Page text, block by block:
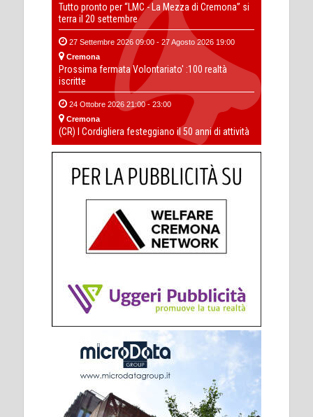
Tutto pronto per “LMC - La Mezza di Cremona” si
terra il 20 settembre
27 Settembre 2026 09:00 - 27 Agosto 2026 19:00
Cremona
Prossima fermata Volontariato' :100 realtà
iscritte
24 Ottobre 2026 21:00 - 23:00
Cremona
(CR) I Cordigliera festeggiano il 50 anni di attività